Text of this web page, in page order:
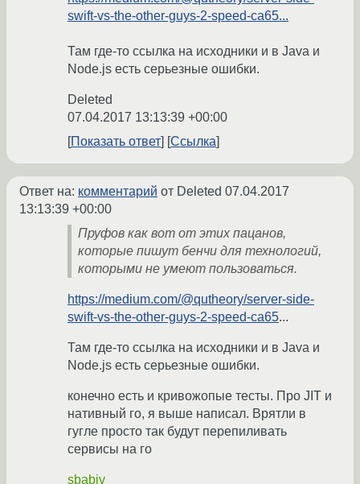
swift-vs-the-other-guys-2-speed-ca65...
Там где-то ссылка на исходники и в Java и
Node.js есть серьезные ошибки.
Deleted
07.04.2017 13:13:39 +00:00
Показать ответ
Ссылка
Ответ на: комментарий от Deleted 07.04.2017
13:13:39 +00:00
Пруфов как вот от этих пацанов,
которыe пишут бенчи для технологий,
которыми не умеют пользоваться.
https://medium.com/@qutheory/server-side-
swift-vs-the-other-guys-2-speed-ca65...
Там где-то ссылка на исходники и в Java и
Node.js есть серьезные ошибки.
конечно есть и кривожопые тесты. Про JIT и
нативный го, я выше написал. Врятли в
гугле просто так будут перепиливать
сервисы на го
sbabiv